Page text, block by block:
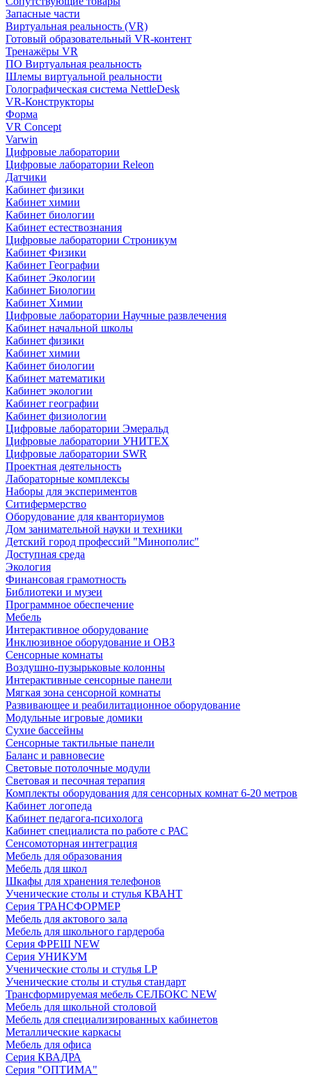
Запасные части
Виртуальная реальность (VR)
Готовый образовательный VR-контент
Тренажёры VR
ПО Виртуальная реальность
Шлемы виртуальной реальности
Голографическая система NettleDesk
VR-Конструкторы
Форма
VR Concept
Varwin
Цифровые лаборатории
Цифровые лаборатории Releon
Датчики
Кабинет физики
Кабинет химии
Кабинет биологии
Кабинет естествознания
Цифровые лаборатории Строникум
Кабинет Физики
Кабинет Географии
Кабинет Экологии
Кабинет Биологии
Кабинет Химии
Цифровые лаборатории Научные развлечения
Кабинет начальной школы
Кабинет физики
Кабинет химии
Кабинет биологии
Кабинет математики
Кабинет экологии
Кабинет географии
Кабинет физиологии
Цифровые лаборатории Эмеральд
Цифровые лаборатории УНИТЕХ
Цифровые лаборатории SWR
Проектная деятельность
Лабораторные комплексы
Наборы для экспериментов
Ситифермерство
Оборудование для кванториумов
Дом занимательной науки и техники
Детский город профессий "Минополис"
Доступная среда
Экология
Финансовая грамотность
Библиотеки и музеи
Программное обеспечение
Мебель
Интерактивное оборудование
Инклюзивное оборудование и ОВЗ
Cенсорные комнаты
Воздушно-пузырьковые колонны
Интерактивные сенсорные панели
Мягкая зона сенсорной комнаты
Развивающее и реабилитационное оборудование
Модульные игровые домики
Сухие бассейны
Сенсорные тактильные панели
Баланс и равновесие
Световые потолочные модули
Световая и песочная терапия
Комплекты оборудования для сенсорных комнат 6-20 метров
Кабинет логопеда
Кабинет педагога-психолога
Кабинет специалиста по работе с РАС
Сенсомоторная интеграция
Мебель для образования
Мебель для школ
Шкафы для хранения телефонов
Ученические столы и стулья КВАНТ
Серия ТРАНСФОРМЕР
Мебель для актового зала
Мебель для школьного гардероба
Серия ФРЕШ NEW
Серия УНИКУМ
Ученические столы и стулья LP
Ученические столы и стулья стандарт
Трансформируемая мебель СЕЛБОКС NEW
Мебель для школьной столовой
Мебель для специализированных кабинетов
Металлические каркасы
Мебель для офиса
Серия КВАДРА
Серия "ОПТИМА"